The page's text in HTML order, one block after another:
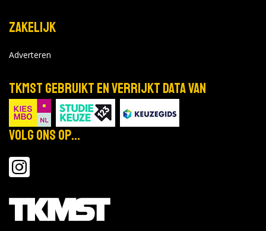
Zakelijk
Adverteren
TKMST gebruikt en verrijkt data van
Volg ons op...